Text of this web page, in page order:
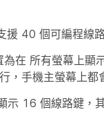
援 40 個可編程線
為在 所有螢幕上顯
，手機主螢幕上都
示 16 個線路鍵，